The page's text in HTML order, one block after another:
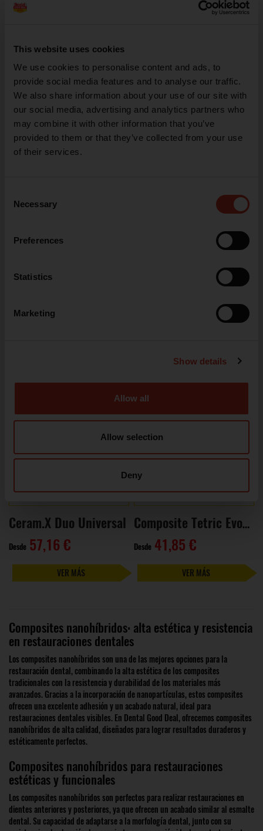
This website uses cookies
We use cookies to personalise content and ads, to
provide social media features and to analyse our traffic.
We also share information about your use of our site with
our social media, advertising and analytics partners who
may combine it with other information that you’ve
provided to them or that they’ve collected from your use
of their services.
Selection
Necessary
Preferences
Statistics
Marketing
Show details
Allow all
Allow selection
Deny
Composite Octolight
21,56 €
Ceram.X Duo Universal
Desde 57,16 €
VER MÁS
Composite Tetric EvoCeram
Desde 41,85 €
VER MÁS
Composites nanohíbridos: alta estética y resistencia
en restauraciones dentales
Los composites nanohíbridos son una de las mejores opciones para la
restauración dental, combinando la alta estética de los composites
tradicionales con la resistencia y durabilidad de los materiales más
avanzados. Gracias a la incorporación de nanopartículas, estos composites
ofrecen una excelente adhesión y un acabado natural, ideal para
restauraciones dentales visibles. En Dental Good Deal, ofrecemos composites
nanohíbridos de alta calidad, diseñados para lograr resultados duraderos y
estéticamente perfectos.
Composites nanohíbridos para restauraciones
estéticas y funcionales
Los composites nanohíbridos son perfectos para realizar restauraciones en
dientes anteriores y posteriores, ya que ofrecen un acabado similar al esmalte
dental. Su capacidad de adaptarse a la morfología dental, junto con su